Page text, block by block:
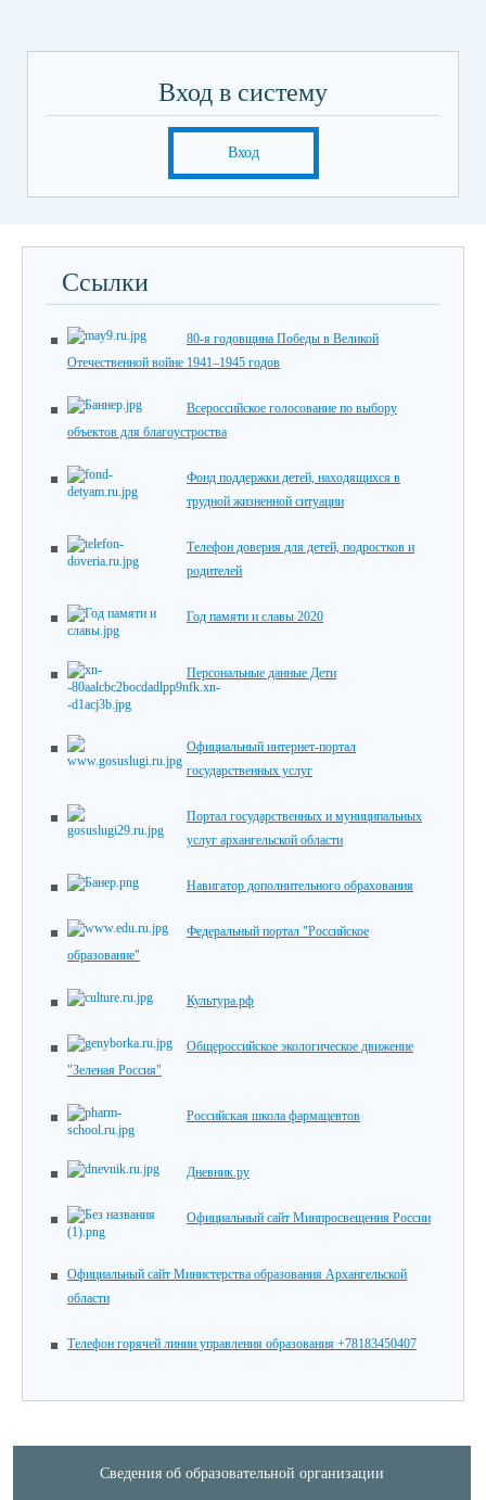
Вход в систему
Вход
Ссылки
80-я годовщина Победы в Великой
Отечественной войне 1941–1945 годов
Всероссийское голосование по выбору
объектов для благоустроства
Фонд поддержки детей, находящихся в
трудной жизненной ситуации
Телефон доверия для детей, подростков и
родителей
Год памяти и славы 2020
Персональные данные Дети
Официальный интернет-портал
государственных услуг
Портал государственных и муниципальных
услуг архангельской области
Навигатор дополнительного обрахования
Федеральный портал "Российское
образование"
Культура.рф
Общероссийское экологическое движение
"Зеленая Россия"
Российская школа фармацевтов
Дневник.ру
Официальный сайт Минпросвещения России
Официальный сайт Министерства образования Архангельской
области
Телефон горячей линии управления образования +78183450407
Сведения об образовательной организации